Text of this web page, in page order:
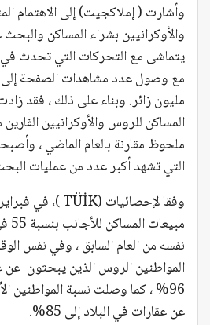
وأشارت ( إملاكجيت) إلى الاهتمام
والأوكرانيين بشراء المساكن
يتماشى مع التحركات التي تحدث في
مليون زائر. وبناء على ذلك ، فقد
المساكن للروس والأوكرانيين
ملحوظ مقارنة بالعام الماضي ،
التي تشهد أكبر عدد من عمليات
نفسه من العام السابق ، وفي نفس
المواطنين الروس الذين يبحثون عن
96% ، كما وصلت نسبة المواطنين
عن عقارات في البلاد إلى 85%.